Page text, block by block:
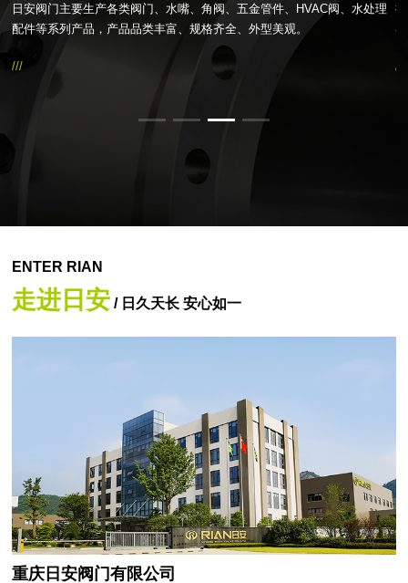
日安阀门主要生产各类阀门、水嘴、角阀、五金管件、HVAC阀、水处理
配件等系列产品，产品品类丰富、规格齐全、外型美观。
/// ///
ENTER RIAN
走进日安 / 日久天长 安心如一
重庆日安阀门有限公司